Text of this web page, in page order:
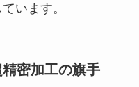
います。
密加工の旗手